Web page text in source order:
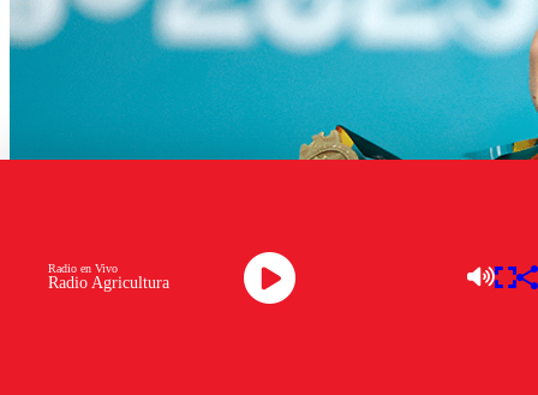
Radio Agricultura
Radio en Vivo